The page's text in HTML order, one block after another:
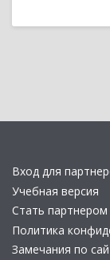
Вход для
Учебная версия
Стать партнером
Политика
Замечания по